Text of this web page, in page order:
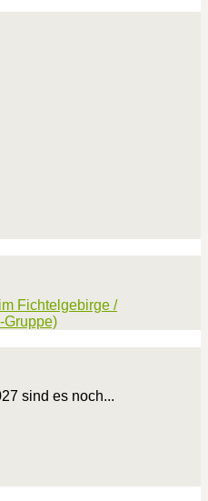
Fichtelgebirge /
Gruppe)
sind es noch...